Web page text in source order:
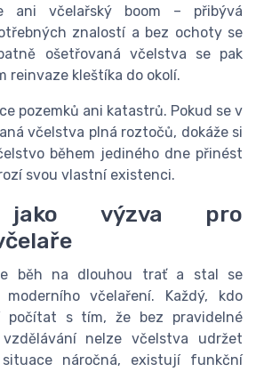
ani včelařský boom – přibývá
znalostí a bez ochoty se
ošetřovaná včelstva se pak
reinvaze kleštíka do okolí.
pozemků ani katastrů. Pokud se v
včelstva plná roztočů, dokáže si
během jediného dne přinést
svou vlastní existenci.
jako výzva pro
běh na dlouhou trať a stal se
včelaření. Každý, kdo
počítat s tím, že bez pravidelné
nelze včelstva udržet
náročná, existují funkční